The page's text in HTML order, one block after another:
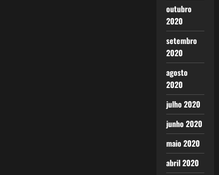
outubro
2020
setembro
2020
agosto
2020
julho 2020
junho 2020
maio 2020
abril 2020